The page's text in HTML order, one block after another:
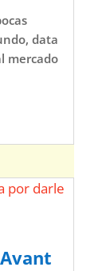
data
mercado